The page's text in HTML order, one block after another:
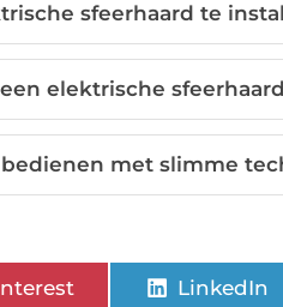
sfeerhaard te
elektrische
met slimme
LinkedIn